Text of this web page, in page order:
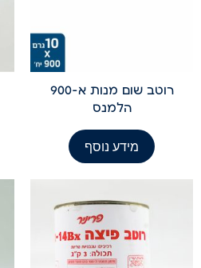
רוטב שום מנות א-900
הלמנס
מידע נוסף